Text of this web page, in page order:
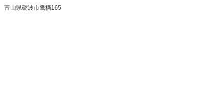
富山県砺波市鷹栖165